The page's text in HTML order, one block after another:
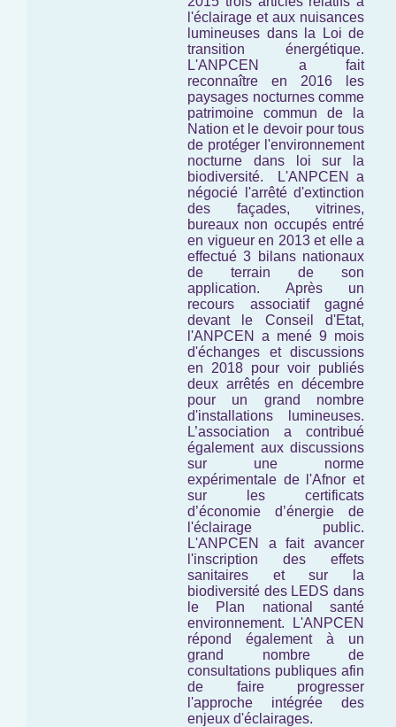
l'éclairage et aux nuisances
lumineuses dans la Loi de
transition énergétique.
L'ANPCEN a fait
reconnaître en 2016 les
paysages nocturnes comme
patrimoine commun de la
Nation et le devoir pour tous
de protéger l'environnement
nocturne dans loi sur la
biodiversité.
L'ANPCEN a
négocié l'arrêté d'extinction
des façades, vitrines,
bureaux non occupés entré
en vigueur en 2013 et elle a
effectué 3 bilans nationaux
de terrain de son
application. Après un
recours associatif gagné
devant le Conseil d'Etat,
l'ANPCEN a mené 9 mois
d'échanges et discussions
en 2018 pour voir publiés
deux arrêtés en décembre
pour un grand nombre
d'installations lumineuses.
L’association a contribué
également aux discussions
sur une norme
expérimentale de l'Afnor et
sur les certificats
d’économie d’énergie de
l'éclairage public.
L'ANPCEN a fait avancer
l'inscription des effets
sanitaires et sur la
biodiversité des LEDS dans
le Plan national santé
environnement. L'ANPCEN
répond également à un
grand nombre de
consultations publiques afin
de faire progresser
l'approche intégrée des
enjeux d'éclairages.